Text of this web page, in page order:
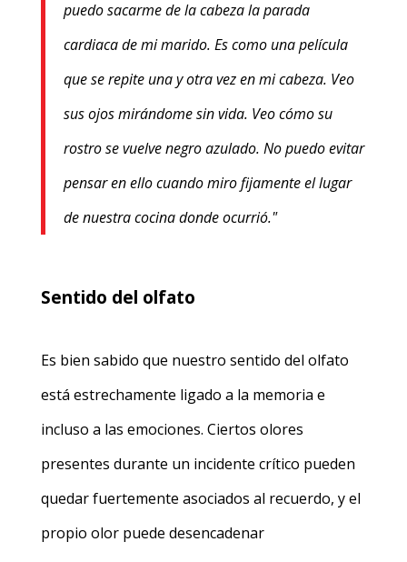
puedo sacarme de la cabeza la parada
cardiaca de mi marido. Es como una película
que se repite una y otra vez en mi cabeza. Veo
sus ojos mirándome sin vida. Veo cómo su
rostro se vuelve negro azulado. No puedo evitar
pensar en ello cuando miro fijamente el lugar
de nuestra cocina donde ocurrió."
Sentido del olfato
Es bien sabido que nuestro sentido del olfato
está estrechamente ligado a la memoria e
incluso a las emociones. Ciertos olores
presentes durante un incidente crítico pueden
quedar fuertemente asociados al recuerdo, y el
propio olor puede desencadenar